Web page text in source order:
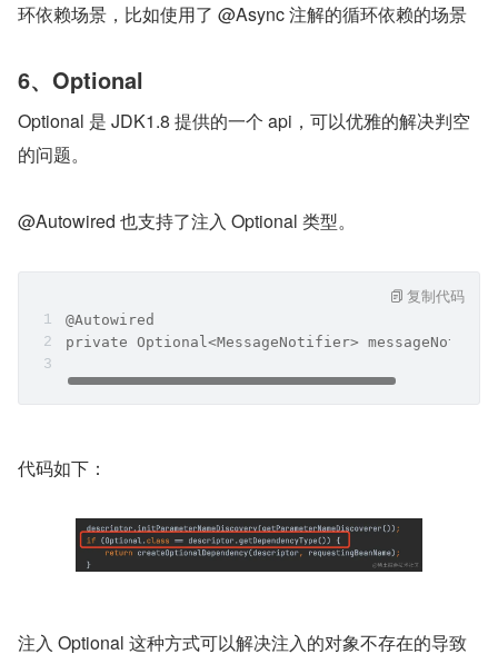
环依赖场景，比如使用了 @Async 注解的循环依赖的场景
6、Optional
Optional 是 JDK1.8 提供的一个 api，可以优雅的解决判空
的问题。
@Autowired 也支持了注入 Optional 类型。
@Autowired
private Optional<MessageNotifier>
复制代码
代码如下：
注入 Optional 这种方式可以解决注入的对象不存在的导致